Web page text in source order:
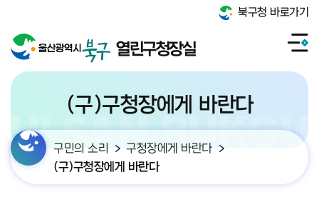
북구청 바로가기
열린구청장실
(구)구청장에게 바란다
구민의 소리
구청장에게 바란다
(구)구청장에게 바란다